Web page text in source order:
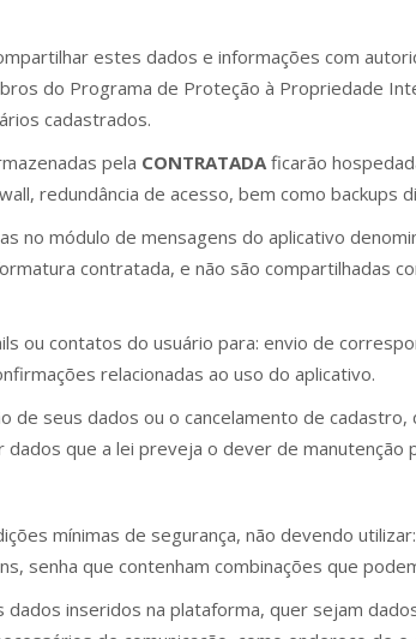
estes dados e informações com
do Programa de Proteção à Propriedade
cadastrados.
pela CONTRATADAficarão
redundância de acesso, bem como backups
no módulo de mensagens do aplicativo
contratada, e não são compartilhadas
ou contatos do usuário para: envio de
relacionadas ao uso do aplicativo.
de seus dados ou o cancelamento de
que a lei preveja o dever de manutenção
mínimas de segurança, não devendo
senha que contenham combinações que
inseridos na plataforma, quer sejam